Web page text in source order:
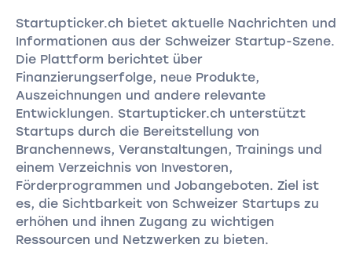
Startupticker.ch bietet aktuelle Nachrichten und
Informationen aus der Schweizer Startup-Szene.
Die Plattform berichtet über
Finanzierungserfolge, neue Produkte,
Auszeichnungen und andere relevante
Entwicklungen. Startupticker.ch unterstützt
Startups durch die Bereitstellung von
Branchennews, Veranstaltungen, Trainings und
einem Verzeichnis von Investoren,
Förderprogrammen und Jobangeboten. Ziel ist
es, die Sichtbarkeit von Schweizer Startups zu
erhöhen und ihnen Zugang zu wichtigen
Ressourcen und Netzwerken zu bieten.